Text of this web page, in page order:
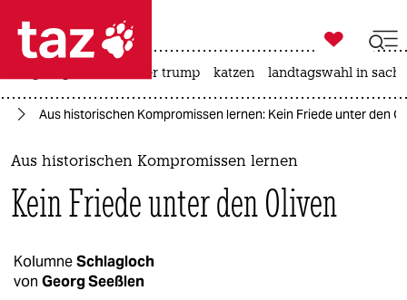
 taz zahl ich
taz zahl ich
themen
politik
gesellschaft

taz zahl ich
usa unter trump katzen landtagswahl in
Aus historischen Kompromissen lernen: Kein Friede unter den
Aus historischen Kompromissen lernen
Kein Friede unter den Oliven
KolumneSchlagloch
von Georg Seeßlen